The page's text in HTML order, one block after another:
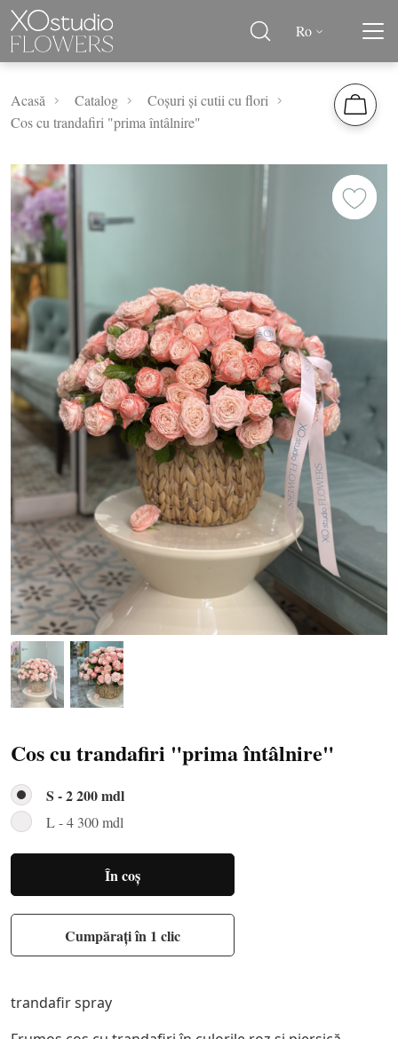
Ro
Acasă Catalog
Coșuri și cutii cu flori
Cos cu trandafiri "prima întâlnire"
Cos cu trandafiri "prima întâlnire"
S - 2 200 mdl
L - 4 300 mdl
În coș
Cumpărați în 1 clic
trandafir spray